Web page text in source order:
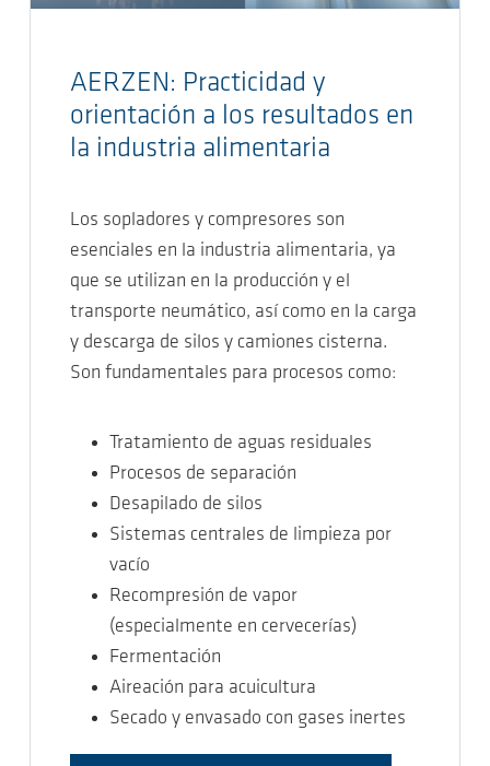
AERZEN: Practicidad y
orientación a los resultados en
la industria alimentaria
Los sopladores y compresores son
esenciales en la industria alimentaria, ya
que se utilizan en la producción y el
transporte neumático, así como en la carga
y descarga de silos y camiones cisterna.
Son fundamentales para procesos como:
Tratamiento de aguas residuales
Procesos de separación
Desapilado de silos
Sistemas centrales de limpieza por
vacío
Recompresión de vapor
(especialmente en cervecerías)
Fermentación
Aireación para acuicultura
Secado y envasado con gases inertes